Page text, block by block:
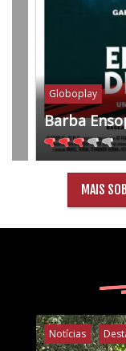
Globoplay
Barba
MAIS
Notícias